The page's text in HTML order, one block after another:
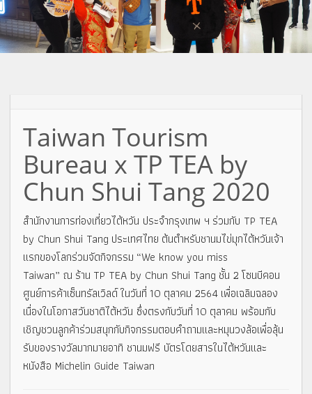
Taiwan Tourism
Bureau x TP TEA by
Chun Shui Tang 2020
สำนักงานการท่องเที่ยวไต้หวัน ประจำกรุงเทพ ฯ ร่วมกับ TP TEA
by Chun Shui Tang ประเทศไทย ต้นตำหรับชานมไข่มุกไต้หวันเจ้า
แรกของโลกร่วมจัดกิจกรรม “We know you miss
Taiwan” ณ ร้าน TP TEA by Chun Shui Tang ชั้น 2 โซนบีคอน
ศูนย์การค้าเซ็นทรัลเวิลด์ ในวันที่ 10 ตุลาคม 2564 เพื่อเฉลิมฉลอง
เนื่องในโอกาสวันชาติไต้หวัน ซึ่งตรงกับวันที่ 10 ตุลาคม พร้อมกับ
เชิญชวนลูกค้าร่วมสนุกกับกิจกรรมตอบคำถามและหมุนวงล้อเพื่อลุ้น
รับของรางวัลมากมายอาทิ ชานมฟรี บัตรโดยสารในไต้หวันและ
หนังสือ Michelin Guide Taiwan